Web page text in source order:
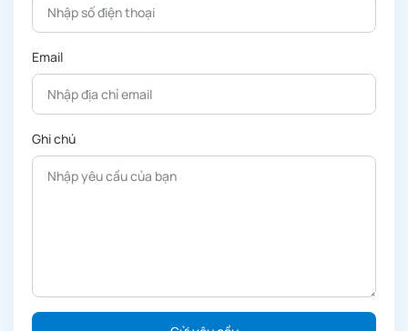
Email
Ghi chú